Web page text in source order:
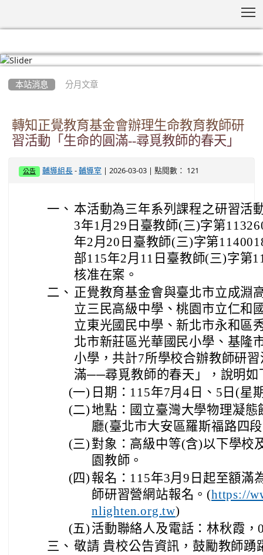
本站消息 分月文章
轉知正覺教育基金會辦理生命教育教師研
習活動「生命的圓滿--尋覓教師的春天」
公告 輔導組長 -輔導室 | 2026-03-03 | 點閱數： 121
一、 本活動為三年系列課程之研習活
3年1月29日臺教師(三)字第
年2月20日臺教師(三)字第
部115年2月11日臺教師(三)字第
核准在案。
二、 正覺教育基金會與臺北市立成淵
立三民高級中學、桃園市立仁和
立東光國民中學、新北市永和區
北市新莊區光華國民小學、基隆
小學，共計7所學校合辦教師研
滿──尋覓教師的春天」，說明如
(一) 日期：115年7月4日、5日(星
(二)地點：國立臺灣大學物理凝態
廳(臺北市大安區羅斯福路四
(三) 對象：高級中等(含)以下學校
園教師。
(四) 報名：115年3月9日起至額滿
師研習營網站報名。(https://
nlighten.org.tw)
(五) 活動聯絡人及電話：林秋霞，
三、 敬請 貴校公告資訊，鼓勵教師踴